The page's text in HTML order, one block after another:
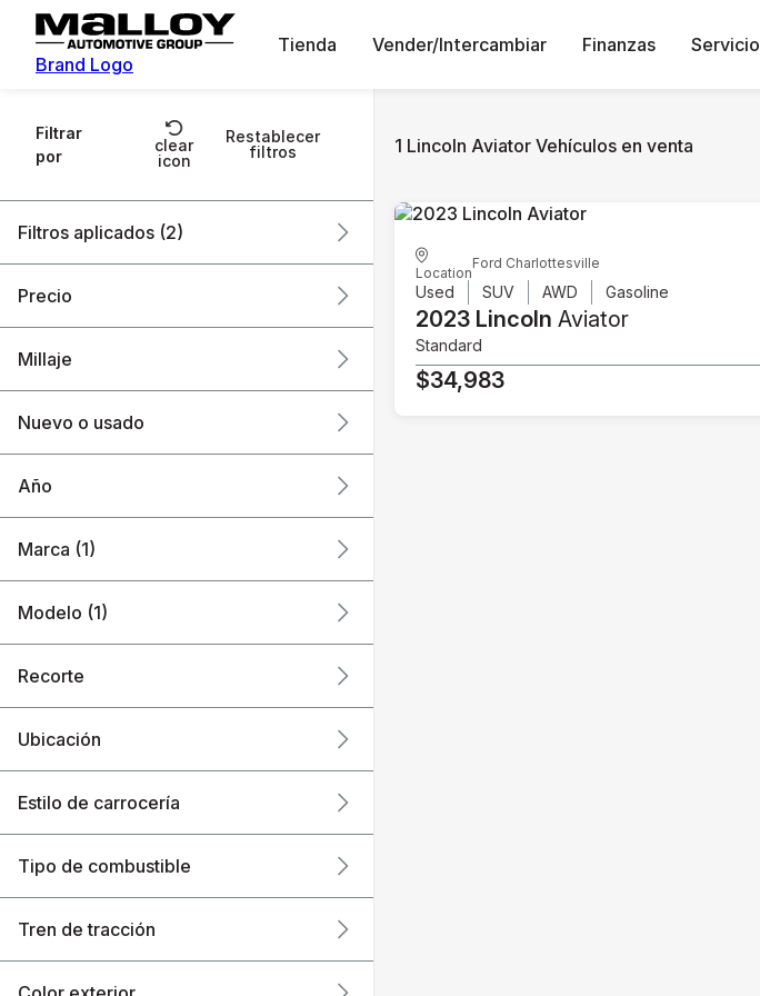
Brand Logo
Tienda Vender/Intercambiar Finanzas Servicio
Filtrar
por
clear
icon
Restablecer
filtros
Filtros aplicados (2)
Lincoln
Precio
Millaje
Nuevo o usado
Año
Marca (1)
Modelo (1)
Recorte
Ubicación
Estilo de carrocería
Tipo de combustible
Tren de tracción
1 Lincoln Aviator Vehículos en venta
Location
Ford Charlottesville
Used SUV AWD Gasoline
2023 Lincoln Aviator
Standard
$34,983